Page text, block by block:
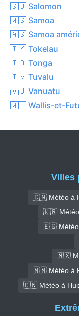
🇸🇧 Salomon
🇼🇸 Samoa
🇦🇸 Samoa
🇹🇰 Tokelau
🇹🇴 Tonga
🇹🇻 Tuvalu
🇻🇺 Vanuatu
🇼🇫 Wallis-et-
Villes
🇨🇳 Météo à
🇰🇷 Météo
🇪🇬 Météo
🇲🇽
🇲🇲 Météo à
🇨🇳 Météo à